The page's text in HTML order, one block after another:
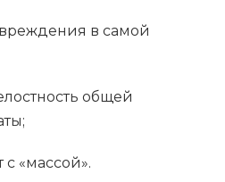
в самой
общей
с «массой».